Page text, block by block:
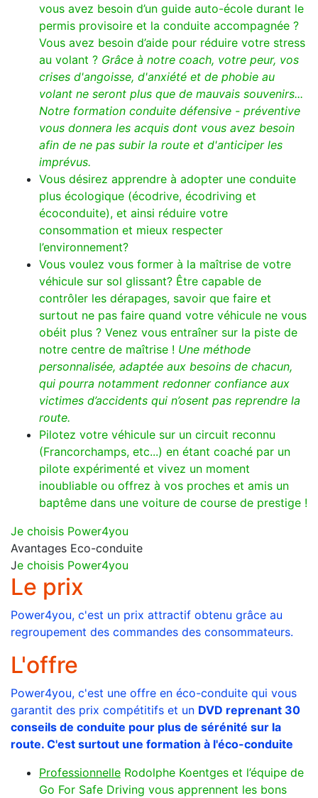
vous avez besoin d’un guide auto-école durant le
permis provisoire et la conduite accompagnée ?
Vous avez besoin d’aide pour réduire votre stress
au volant ? Grâce à notre coach, votre peur, vos
crises d'angoisse, d'anxiété et de phobie au
volant ne seront plus que de mauvais souvenirs...
Notre formation conduite défensive - préventive
vous donnera les acquis dont vous avez besoin
afin de ne pas subir la route et d'anticiper les
imprévus.
Vous désirez apprendre à adopter une conduite
plus écologique (écodrive, écodriving et
écoconduite), et ainsi réduire votre
consommation et mieux respecter
l’environnement?
Vous voulez vous former à la maîtrise de votre
véhicule sur sol glissant? Être capable de
contrôler les dérapages, savoir que faire et
surtout ne pas faire quand votre véhicule ne vous
obéit plus ? Venez vous entraîner sur la piste de
notre centre de maîtrise ! Une méthode
personnalisée, adaptée aux besoins de chacun,
qui pourra notamment redonner confiance aux
victimes d’accidents qui n’osent pas reprendre la
route.
Pilotez votre véhicule sur un circuit reconnu
(Francorchamps, etc...) en étant coaché par un
pilote expérimenté et vivez un moment
inoubliable ou offrez à vos proches et amis un
baptême dans une voiture de course de prestige !
Je choisis Power4you
Avantages Eco-conduite
Je choisis Power4you
Le prix
Power4you, c'est un prix attractif obtenu grâce au
regroupement des commandes des consommateurs.
L'offre
Power4you, c'est une offre en éco-conduite qui vous
garantit des prix compétitifs et un DVD reprenant 30
conseils de conduite pour plus de sérénité sur la
route. C'est surtout une formation à l'éco-conduite
Professionnelle Rodolphe Koentges et l’équipe de
Go For Safe Driving vous apprennent les bons